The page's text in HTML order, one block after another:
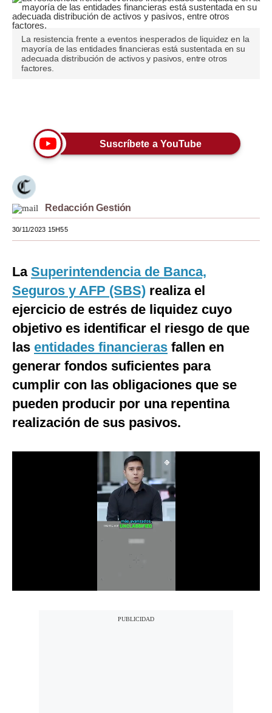
Opinión
Editorial
Pregunta de hoy
Lujo
Viajes
Moda
Estilos
Mundo
España
Internacional
Tecnología
Club del Suscriptor
Mix
G de Gestión
Notas Contratadas
La resistencia frente a eventos inesperados de liquidez en la
mayoría de las entidades financieras está sustentada en su
adecuada distribución de activos y pasivos, entre otros
factores.
Suscríbete a YouTube
Redacción Gestión
30/11/2023 15H55
La Superintendencia de Banca,
Seguros y AFP (SBS) realiza el
ejercicio de estrés de liquidez cuyo
objetivo es identificar el riesgo de que
las entidades financieras fallen en
generar fondos suficientes para
cumplir con las obligaciones que se
pueden producir por una repentina
realización de sus pasivos.